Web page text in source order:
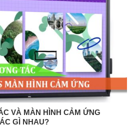
VÀ MÀN HÌNH CẢM ỨNG
GÌ NHAU?